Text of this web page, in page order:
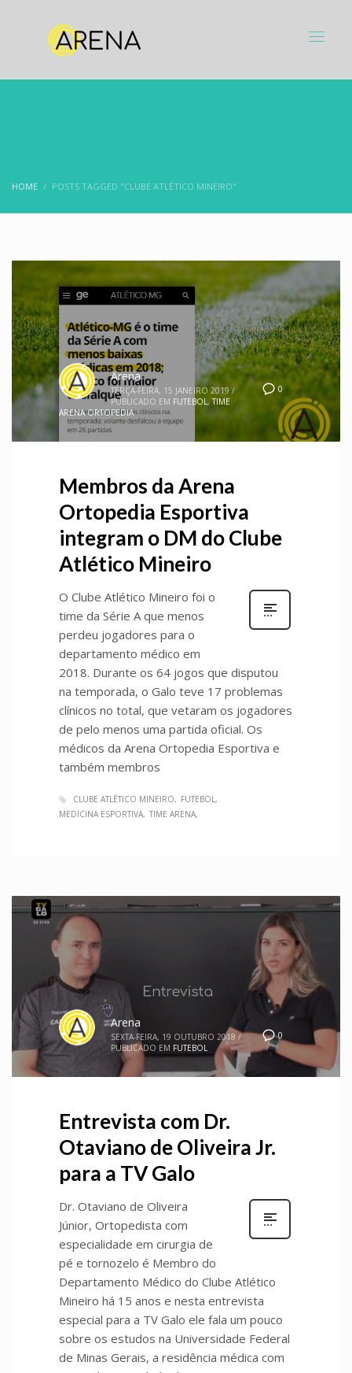
HOME POSTS TAGGED "CLUBE ATLÉTICO MINEIRO"
0
Arena
TERÇA-FEIRA, 15 JANEIRO 2019 /
PUBLICADO EM FUTEBOL,TIME
ARENA ORTOPEDIA
Membros da Arena
Ortopedia Esportiva
integram o DM do Clube
Atlético Mineiro
O Clube Atlético Mineiro foi o
time da Série A que menos
perdeu jogadores para o
departamento médico em
2018. Durante os 64 jogos que disputou
na temporada, o Galo teve 17 problemas
clínicos no total, que vetaram os jogadores
de pelo menos uma partida oficial. Os
médicos da Arena Ortopedia Esportiva e
também membros
CLUBE ATLÉTICO MINEIRO
FUTEBOL
MEDICINA ESPORTIVA TIME ARENA
0
Arena
SEXTA-FEIRA, 19 OUTUBRO 2018 /
PUBLICADO EM FUTEBOL
Entrevista com Dr.
Otaviano de Oliveira Jr.
para a TV Galo
Dr. Otaviano de Oliveira
Júnior, Ortopedista com
especialidade em cirurgia de
pé e tornozelo é Membro do
Departamento Médico do Clube Atlético
Mineiro há 15 anos e nesta entrevista
especial para a TV Galo ele fala um pouco
sobre os estudos na Universidade Federal
de Minas Gerais, a residência médica com